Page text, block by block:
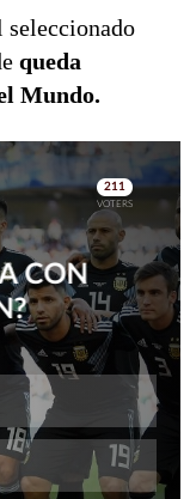
seleccionado
queda
Mundo.